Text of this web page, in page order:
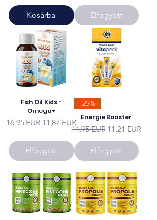
Kosárba Elfogyott
Fish Oil Kids -
Omega+
Szokásos ár
16,95 EUR Akciós ár
11,87 EUR
Elfogyott
-25%
Energie Booster
Szokásos ár
14,95 EUR Akciós ár
11,21 EUR
Elfogyott